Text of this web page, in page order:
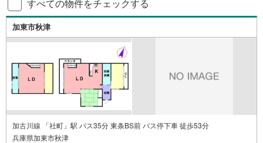
すべての物件をチェックする
加東市秋津
加古川線 「社町」駅 バス35分 東条BS前 バス停下車 徒歩53分
兵庫県加東市秋津